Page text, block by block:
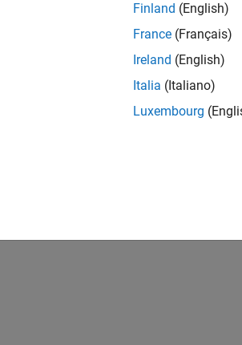
Finland (English)
France (Français)
Ireland (English)
Italia (Italiano)
Luxembourg